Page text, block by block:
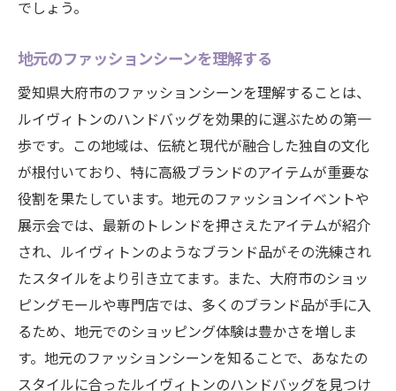
ルイヴィトン購入時に知っておくべきポイント
とトレンドを解説
最新トレンドを押さえて選ぶ
購入時の注意点とポイント
保証書やアフターサービスの重要性
偽物を見分けるためのチェックリスト
大府市のファッショントレンドに合わせる
未来のトレンドを予測する方法
ルイヴィトンの歴史と洗練されたデザインの秘
密を探る旅
ルイヴィトンの歴史を振り返る
デザインに込められたブランドの哲学
でしょう。
地元のファッションシーンを理解する
愛知県大府市のファッションシーンを理解することは、
ルイヴィトンのハンドバッグを効果的に選ぶための第一
歩です。この地域は、伝統と現代が融合した独自の文化
が根付いており、特に高級ブランドのアイテムが重要な
役割を果たしています。地元のファッションイベントや
展示会では、最新のトレンドを押さえたアイテムが紹介
され、ルイヴィトンのようなブランド品がその洗練され
たスタイルをより引き立てます。また、大府市のショッ
ピングモールや専門店では、多くのブランド品が手に入
るため、地元でのショッピング体験は豊かさを増しま
す。地元のファッションシーンを知ることで、あなたの
スタイルに合ったルイヴィトンのハンドバッグを見つけ